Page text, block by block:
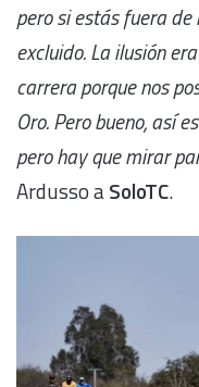
pero si estás fuera
excluido. La ilusión
carrera porque nos
Oro. Pero bueno, así
pero hay que mirar
Ardusso aSoloTC.